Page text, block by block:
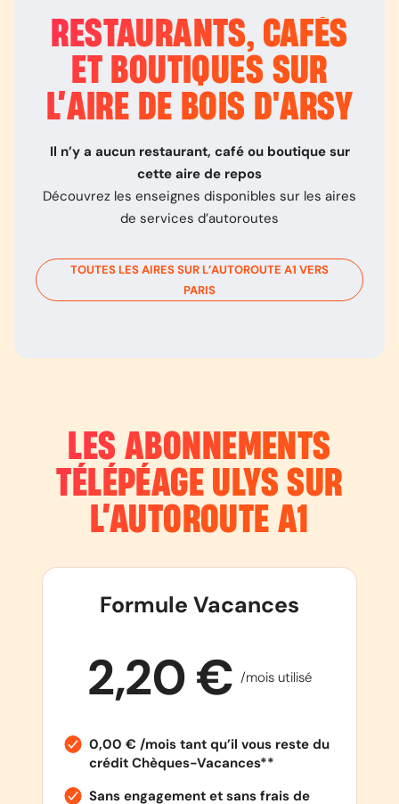
RESTAURANTS, CAFÉS
ET BOUTIQUES SUR
L’AIRE DE BOIS D'ARSY
Il n’y a aucun restaurant, café ou boutique sur
cette aire de repos
Découvrez les enseignes disponibles sur les aires
de services d’autoroutes
TOUTES LES AIRES SUR L’AUTOROUTE A1 VERS
PARIS
LES ABONNEMENTS
TÉLÉPÉAGE ULYS SUR
L’AUTOROUTEA1
Formule Vacances
2,20 € /mois utilisé
0,00 € /mois tant qu’il vous reste du
crédit Chèques-Vacances**
Sans engagement et sans frais de